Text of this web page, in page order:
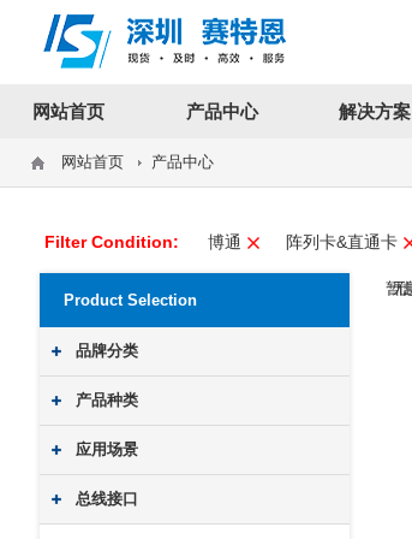
网站首页 产品中心 解决方案
网站首页 产品中心
Filter Condition: 博通 阵列卡&直通卡
Product Selection
品牌分类
产品种类
应用场景
总线接口
暂无信息